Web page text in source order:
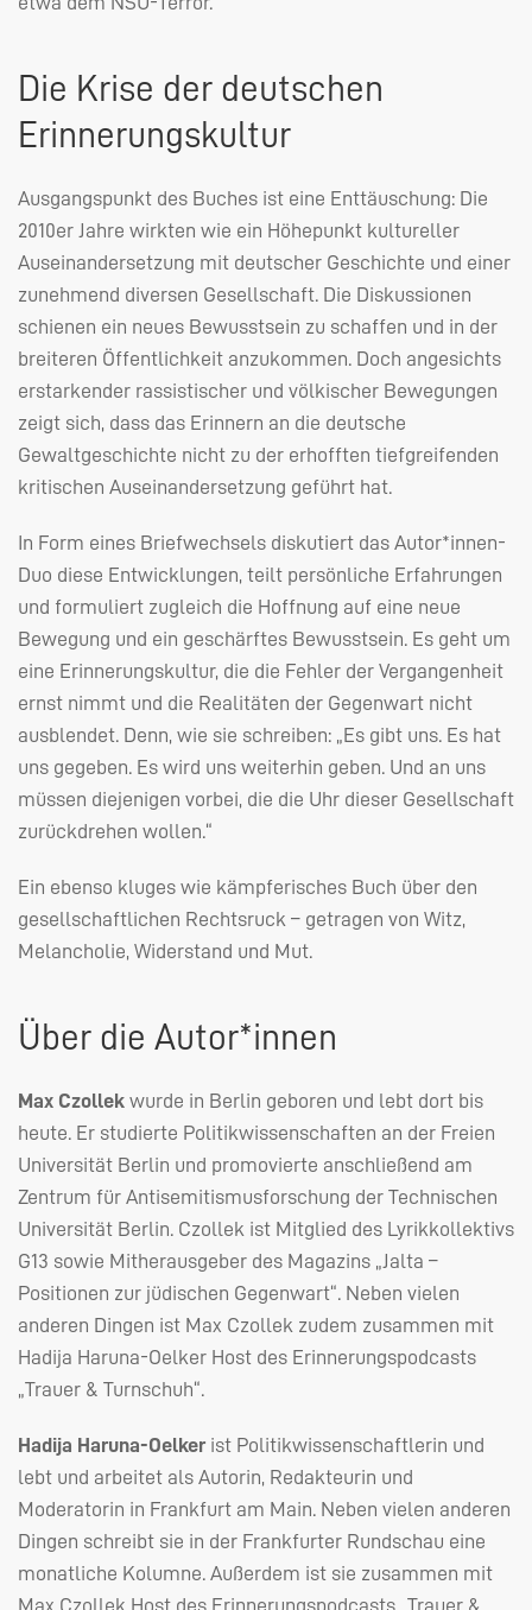
Die Krise der deutschen
Erinnerungskultur
Ausgangspunkt des Buches ist eine Enttäuschung: Die
2010er Jahre wirkten wie ein Höhepunkt kultureller
Auseinandersetzung mit deutscher Geschichte und einer
zunehmend diversen Gesellschaft. Die Diskussionen
schienen ein neues Bewusstsein zu schaffen und in der
breiteren Öffentlichkeit anzukommen. Doch angesichts
erstarkender rassistischer und völkischer Bewegungen
zeigt sich, dass das Erinnern an die deutsche
Gewaltgeschichte nicht zu der erhofften tiefgreifenden
kritischen Auseinandersetzung geführt hat.
In Form eines Briefwechsels diskutiert das Autor*innen-
Duo diese Entwicklungen, teilt persönliche Erfahrungen
und formuliert zugleich die Hoffnung auf eine neue
Bewegung und ein geschärftes Bewusstsein. Es geht um
eine Erinnerungskultur, die die Fehler der Vergangenheit
ernst nimmt und die Realitäten der Gegenwart nicht
ausblendet. Denn, wie sie schreiben: „Es gibt uns. Es hat
uns gegeben. Es wird uns weiterhin geben. Und an uns
müssen diejenigen vorbei, die die Uhr dieser Gesellschaft
zurückdrehen wollen.“
Ein ebenso kluges wie kämpferisches Buch über den
gesellschaftlichen Rechtsruck – getragen von Witz,
Melancholie, Widerstand und Mut.
Über die Autor*innen
Max Czollek wurde in Berlin geboren und lebt dort bis
heute. Er studierte Politikwissenschaften an der Freien
Universität Berlin und promovierte anschließend am
Zentrum für Antisemitismusforschung der Technischen
Universität Berlin. Czollek ist Mitglied des Lyrikkollektivs
G13 sowie Mitherausgeber des Magazins „Jalta –
Positionen zur jüdischen Gegenwart“. Neben vielen
anderen Dingen ist Max Czollek zudem zusammen mit
Hadija Haruna-Oelker Host des Erinnerungspodcasts
„Trauer & Turnschuh“.
Hadija Haruna-Oelker ist Politikwissenschaftlerin und
lebt und arbeitet als Autorin, Redakteurin und
Moderatorin in Frankfurt am Main. Neben vielen anderen
Dingen schreibt sie in der Frankfurter Rundschau eine
monatliche Kolumne. Außerdem ist sie zusammen mit
Max Czollek Host des Erinnerungspodcasts „Trauer &